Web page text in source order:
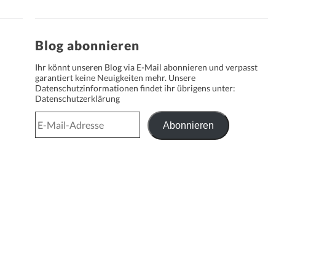
Blog abonnieren
Ihr könnt unseren Blog via E-Mail abonnieren und verpasst
garantiert keine Neuigkeiten mehr. Unsere
Datenschutzinformationen findet ihr übrigens unter:
Datenschutzerklärung
Mail-
Adresse
Abonnieren